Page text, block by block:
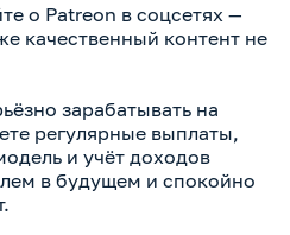
о Patreon в соцсетях —
качественный контент не
зарабатывать на
регулярные выплаты,
и учёт доходов
в будущем и спокойно